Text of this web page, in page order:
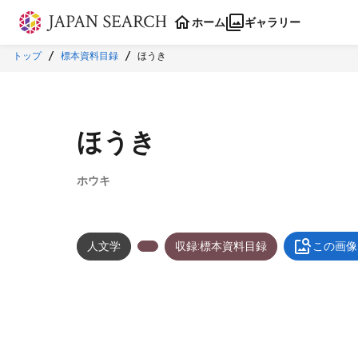
本文に飛ぶ
ホーム ギャラリー
トップ 標本資料目録 ほうき
ほうき
ホウキ
人文学 収録:標本資料目録 この画